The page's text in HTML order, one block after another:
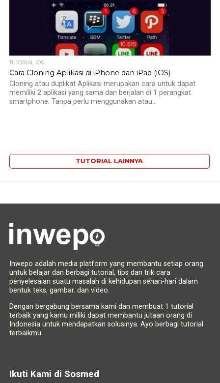
TUTORIAL IOS
Cara Cloning Aplikasi di iPhone dan iPad (iOS)
Cloning atau duplikat Aplikasi merupakan cara untuk dapat
memiliki 2 aplikasi yang sama dan berjalan di 1 perangkat
smartphone. Tanpa perlu menggunakan atau...
TUTORIAL LAINNYA
Inwepo adalah media platform yang membantu setiap orang
untuk belajar dan berbagi tutorial, tips dan trik cara
penyelesaian suatu masalah di kehidupan sehari-hari dalam
bentuk teks, gambar. dan video.
Dengan bergabung bersama kami dan membuat 1 tutorial
terbaik yang kamu miliki dapat membantu jutaan orang di
Indonesia untuk mendapatkan solusinya. Ayo berbagi tutorial
terbaikmu.
Ikuti Kami di Sosmed